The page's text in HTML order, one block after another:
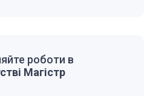
роботи в
Магістр